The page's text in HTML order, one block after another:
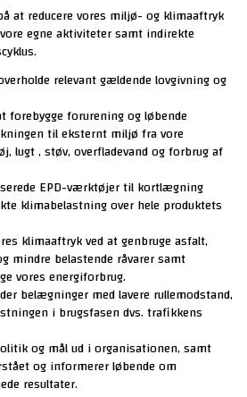
at reducere vores miljø- og klimaaftryk
egne aktiviteter samt indirekte
relevant gældende lovgivning og
forurening og løbende
til eksternt miljø fra vore
lugt , støv, overfladevand og forbrug af
EPD-værktøjer til kortlægning
klimabelastning over hele produktets
klimaaftryk ved at genbruge asfalt,
mindre belastende råvarer samt
vores energiforbrug.
belægninger med lavere rullemodstand,
i brugsfasen dvs. trafikkens
og mål ud i organisationen, samt
og informerer løbende om
resultater.